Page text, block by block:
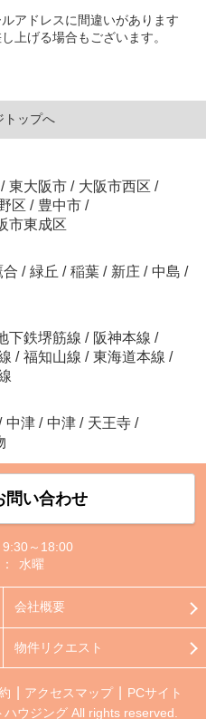
アドレスに間違いがあります
上げる場合もございます。
トップへ
/ 東大阪市 / 大阪市西区 /
区 / 豊中市 /
市東成区
合 / 緑丘 / 稲葉 / 新庄 / 中島 /
下鉄堺筋線 / 阪神本線 /
/ 福知山線 / 東海道本線 /
中津 / 中津 / 天王寺 /
問い合わせ
9:30～18:00
水曜
会社概要
物件リクエスト
アクセスマップ
PCサイト
ウジング All rights reserved.